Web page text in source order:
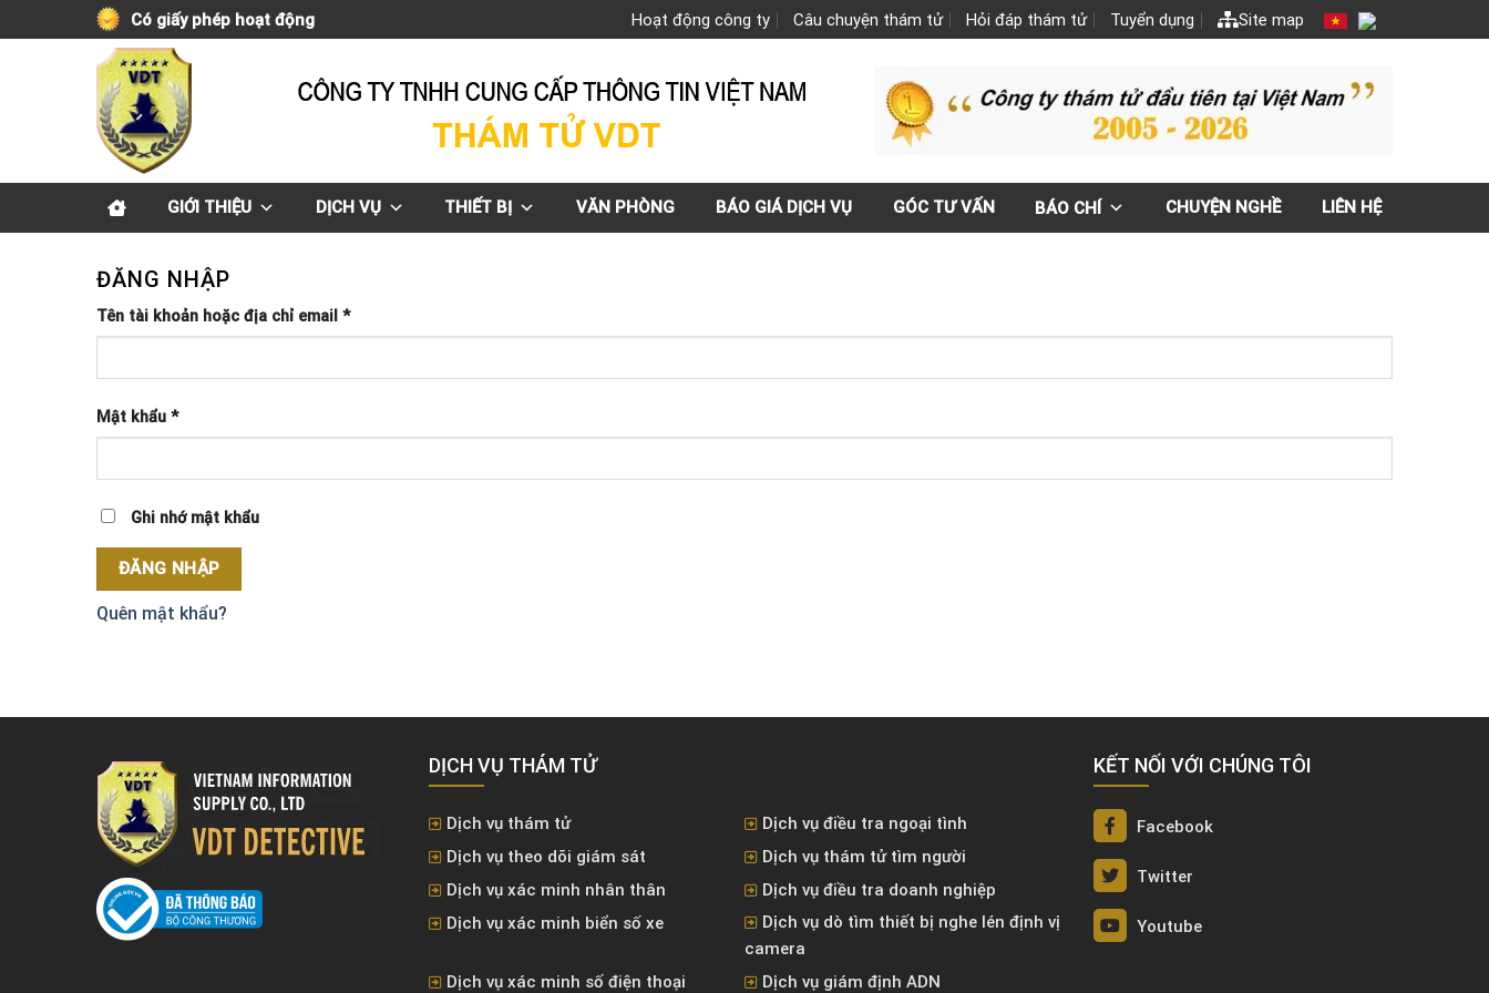
to
Có giấy phép hoạt động Hoạt động công ty Câu chuyện thám tử Hỏi đáp thám tử Tuyển dụng Site map
GIỚI THIỆU DỊCH VỤ THIẾT BỊ VĂN PHÒNG BÁO GIÁ DỊCH VỤ GÓC TƯ VẤN BÁO CHÍ CHUYỆN NGHỀ LIÊN HỆ
ĐĂNG NHẬP
Tên tài khoản hoặc địa chỉ email *
Mật khẩu *
Ghi nhớ mật khẩu
ĐĂNG NHẬP
Quên mật khẩu?
DỊCH VỤ THÁM TỬ
Dịch vụ thám tử
Dịch vụ điều tra ngoại tình
Dịch vụ theo dõi giám sát
Dịch vụ thám tử tìm người
Dịch vụ xác minh nhân thân
Dịch vụ điều tra doanh nghiệp
Dịch vụ xác minh biển số xe
Dịch vụ dò tìm thiết bị nghe lén định vị
camera
Dịch vụ xác minh số điện thoại
Dịch vụ giám định ADN
KẾT NỐI VỚI CHÚNG TÔI
Facebook
Twitter
Youtube